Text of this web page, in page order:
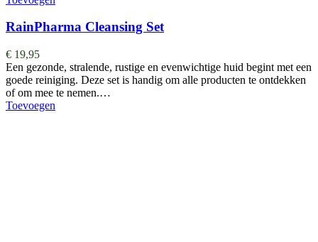
RainPharma Cleansing Set
€ 19,95
Een gezonde, stralende, rustige en evenwichtige huid begint met een
goede reiniging. Deze set is handig om alle producten te ontdekken
of om mee te nemen.…
Toevoegen